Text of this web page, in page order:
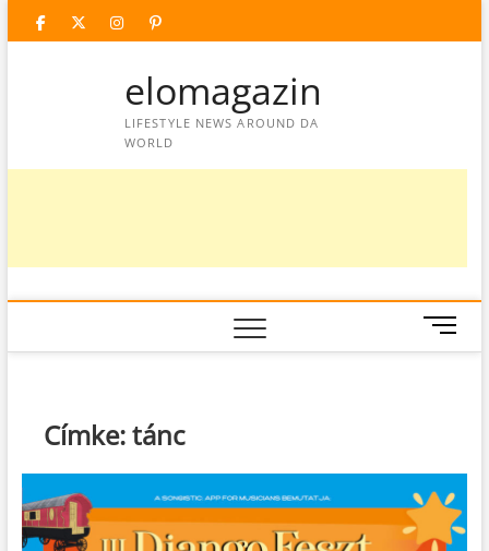
facebooktwitter
instagram
googleplus
pinterest
elomagazin
LIFESTYLE NEWS AROUND DA
WORLD
M
e
t
n
Címke:tánc